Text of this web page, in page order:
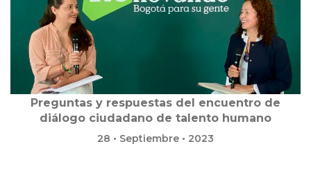
Preguntas y respuestas del encuentro de
diálogo ciudadano de talento humano
28 • Septiembre • 2023